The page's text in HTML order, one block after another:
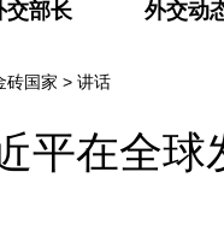
交部长 外交动
砖国家 > 讲话
平在全球